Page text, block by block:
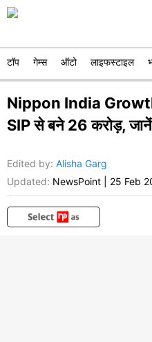
टॉप गेम्स ऑटो लाइफस्टाइल
Nippon India
SIP से बने 26 करोड़, जानें
Edited by: Alisha Garg
Updated: NewsPoint 25 Feb